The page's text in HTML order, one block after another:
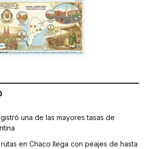
una de las mayores tasas de
en Chaco llega con peajes de hasta